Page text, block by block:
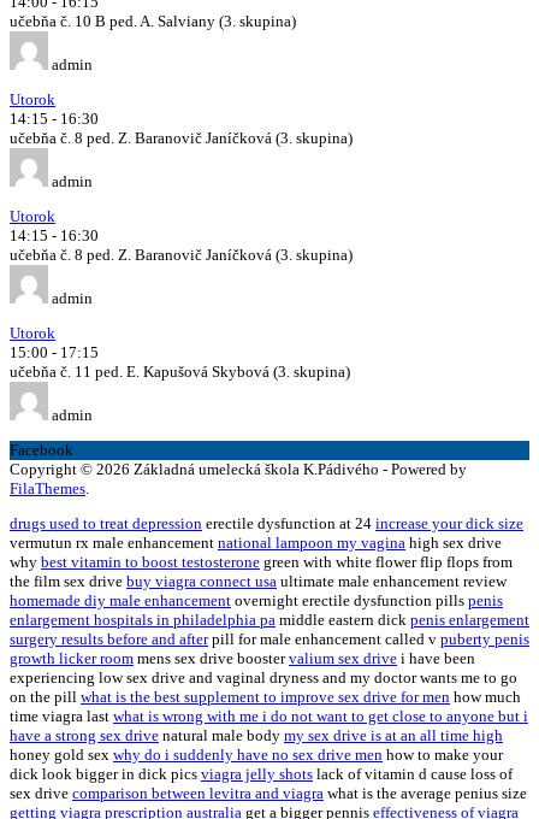
učebňa č. 10 B ped. A. Salviany (3. skupina)
admin
Utorok
14:15 - 16:30
učebňa č. 8 ped. Z. Baranovič Janíčková (3. skupina)
admin
Utorok
14:15 - 16:30
učebňa č. 8 ped. Z. Baranovič Janíčková (3. skupina)
admin
Utorok
15:00 - 17:15
učebňa č. 11 ped. E. Kapušová Skybová (3. skupina)
admin
Facebook
Copyright © 2026 Základná umelecká škola K.Pádivého - Powered by
FilaThemes
drugs used to treat depression erectile dysfunction at 24 increase your dick size
vermutun rx male enhancement national lampoon my vagina high sex drive
why best vitamin to boost testosterone green with white flower flip flops from
the film sex drive buy viagra connect usa ultimate male enhancement review
homemade diy male enhancement overnight erectile dysfunction pills penis
enlargement hospitals in philadelphia pa middle eastern dick penis enlargement
surgery results before and afterpill for male enhancement called v puberty penis
growth licker room mens sex drive boostervalium sex drive i have been
experiencing low sex drive and vaginal dryness and my doctor wants me to go
on the pill what is the best supplement to improve sex drive for men how much
time viagra last what is wrong with me i do not want to get close to anyone but i
have a strong sex drive natural male body my sex drive is at an all time high
honey gold sex why do i suddenly have no sex drive men how to make your
dick look bigger in dick pics viagra jelly shots lack of vitamin d cause loss of
sex drive comparison between levitra and viagra what is the average penius size
getting viagra prescription australia get a bigger pennis effectiveness of viagra